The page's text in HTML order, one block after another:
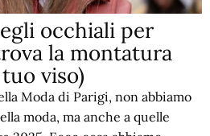
occhiali per
la montatura
viso)
Moda di Parigi, non abbiamo
moda, ma anche a quelle